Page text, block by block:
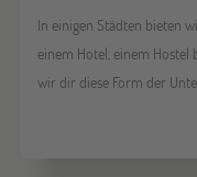
In einigen Städten bieten
einem Hotel, einem Hostel
wir dir diese Form der